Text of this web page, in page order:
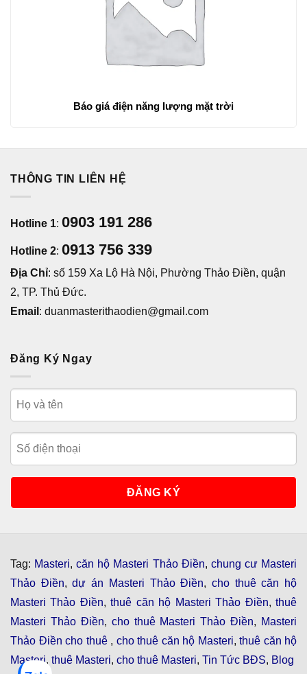
Báo giá điện năng lượng mặt trời
THÔNG TIN LIÊN HỆ
Hotline 1: 0903 191 286
Hotline 2: 0913 756 339
Địa Chỉ: số 159 Xa Lộ Hà Nội, Phường Thảo Điền, quận
2, TP. Thủ Đức.
Email : duanmasterithaodien@gmail.com
Đăng Ký Ngay
Tag: Masteri,căn hộ Masteri Thảo Điền, chung cư Masteri
Thảo Điền,dự án Masteri Thảo Điền, cho thuê căn hộ
Masteri Thảo Điền,thuê căn hộ Masteri Thảo Điền,thuê
Masteri Thảo Điền, cho thuê Masteri Thảo Điền, Masteri
Thảo Điền cho thuê , cho thuê căn hộ Masteri, thuê căn hộ
Masteri, thuê Masteri, cho thuê Masteri, Tin Tức BĐS, Blog